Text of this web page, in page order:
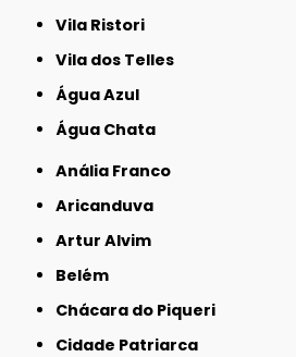
Vila Ristori
Vila dos Telles
Água Azul
Água Chata
Anália Franco
Aricanduva
Artur Alvim
Belém
Chácara do Piqueri
Cidade Patriarca